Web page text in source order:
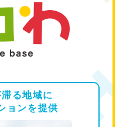
る地域に
ョンを提供